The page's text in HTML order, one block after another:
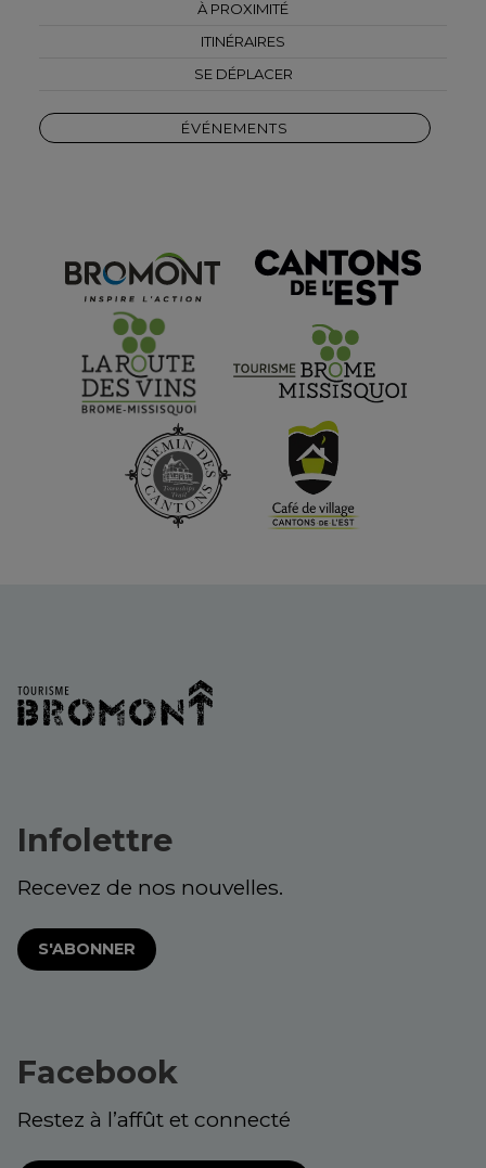
À PROXIMITÉ
ITINÉRAIRES
SE DÉPLACER
ÉVÉNEMENTS
Infolettre
Recevez de nos nouvelles.
S'ABONNER
Facebook
Restez à l’affût et connecté